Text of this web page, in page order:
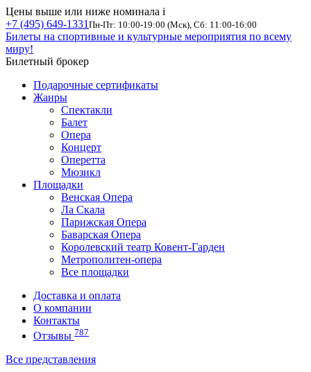
Цены выше или ниже номинала i
+7 (495) 649-1331 Пн-Пт: 10:00-19:00 (Мск), Сб: 11:00-16:00
Билеты на спортивные и культурные мероприятия по всему
миру!
Билетный брокер
Подарочные сертификаты
Жанры
Спектакли
Балет
Опера
Концерт
Оперетта
Мюзикл
Площадки
Венская Опера
Ла Скала
Парижская Опера
Баварская Опера
Королевский театр Ковент-Гарден
Метрополитен-опера
Все площадки
Доставка и оплата
О компании
Контакты
Отзывы 787
Все представления